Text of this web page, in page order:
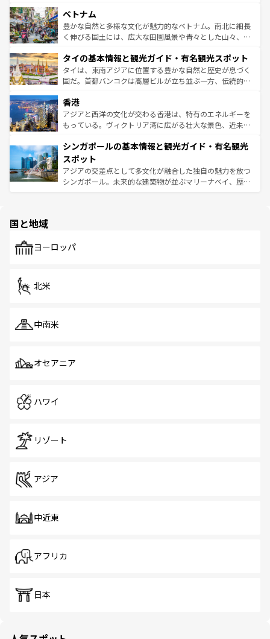
参照してほしい。
容にもいいと評判のスイーツなど、バラエティ豊かな料理
が味わえる。 なお、新着の台湾情報は コンテンツ一覧を参
照してほしい。
き、地方に足を延ばせば四季折々の自然美を楽しむことが
できる。そして、キムチや焼肉、絶品のストリートフード
まで、さまざまな韓国料理が待っている。夜には、韓国な
リティに包まれながら、韓国の多彩な魅力を心ゆくまで味
わってみてほしい。 なお、新着の韓国情報はコンテンツ一
覧を参照してほしい。
ベトナム
豊かな自然と多様な文化が魅力的なベトナム。南北に細長
く伸びる国土には、広大な田園風景や青々とした山々、世
急速な発展と共に伝統が息づく。ハノイの古い町並みやホ
ーチミン市のフランス統治時代の建物も、独特の雰囲気を
醸し出している。また、バラエティの豊かさとおいしさで
とつ。フォーやバインミー、ベトナムコーヒーなどは、ぜ
ひ現地で味わいたい。どの地域を訪れてもあたたかい人々
が旅行者を迎えてくれるので、きっと忘れられない旅にな
参照してほしい。
タイの基本情報と観光ガイド・有名観光スポット
タイは、東南アジアに位置する豊かな自然と歴史が息づく
国だ。首都バンコクは高層ビルが立ち並ぶ一方、伝統的な
の活気が交差している。北部ではチェンマイなどの山岳地
帯で自然と触れ合い、南部ではプーケットやクラビの美し
いビーチでリゾート気分を楽しむことができる。タイ料理
激する。気候は一年中温暖で、どの季節にも異なる楽しみ
が待っている。親しみやすいタイの人々、仏教を中心とし
た文化、そして多様な観光資源が、訪れる旅人を魅了し続
ける。 なお、新着のタイ情報はコンテンツ一覧を参照して
香港
アジアと西洋の文化が交わる香港は、特有のエネルギーを
もっている。ヴィクトリア湾に広がる壮大な景色、近未来
み、どこを訪れても感動するはず。観光スポットが密集し
ており、効率よく見どころを回れるのも魅力。息をのむよ
うな絶景から文化的な体験まで、香港を存分に楽しみ尽く
そう。 なお、新着の香港情報はコンテンツ一覧を参照して
シンガポールの基本情報と観光ガイド・有名観光
スポット
アジアの交差点として多文化が融合した独自の魅力を放つ
シンガポール。未来的な建築物が並ぶマリーナベイ、歴史
で、ホーカーズは地元の風情を楽しめる外せないスポット
国と地域
ヨーロッパ
北米
中南米
オセアニア
ハワイ
リゾート
アジア
中近東
アフリカ
日本